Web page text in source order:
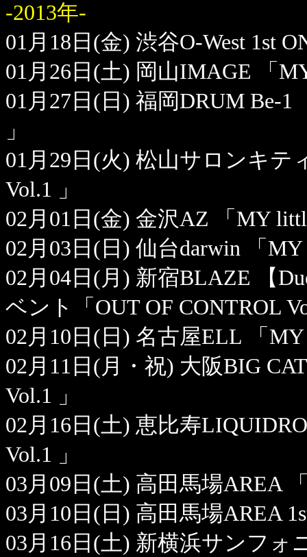
-2013年-
01月18日(金) 渋谷O-West 1st
01月26日(土) 岡山IMAGE 「
01月27日(日) 福岡DRUM Be-1
」
01月29日(火) 松山サロンキテ
Vol.1 」
02月01日(金) 金沢AZ 「MY
02月03日(日) 仙台darwin 「
02月04日(月) 新宿BLAZE 【
ベント「OUT OF CONTROL
02月10日(日) 名古屋ELL 「
02月11日(月・祝) 大阪BIG
Vol.1 」
02月16日(土) 恵比寿
Vol.1 」
03月09日(土) 高田馬場AREA
03月10日(日) 高田馬場AREA
03月16日(土) 新横浜サンフォ